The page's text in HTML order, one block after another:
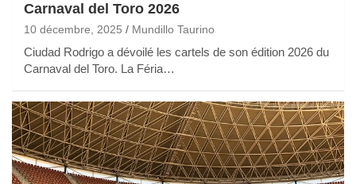
Carnaval del Toro 2026
10 décembre, 2025 Mundillo Taurino
Ciudad Rodrigo a dévoilé les cartels de son édition 2026 du
Carnaval del Toro. La Féria…